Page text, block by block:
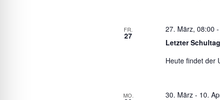
FR.
27
Letzter
27. März, 08:00 -
Heute findet der
MO. 30. März- 10.